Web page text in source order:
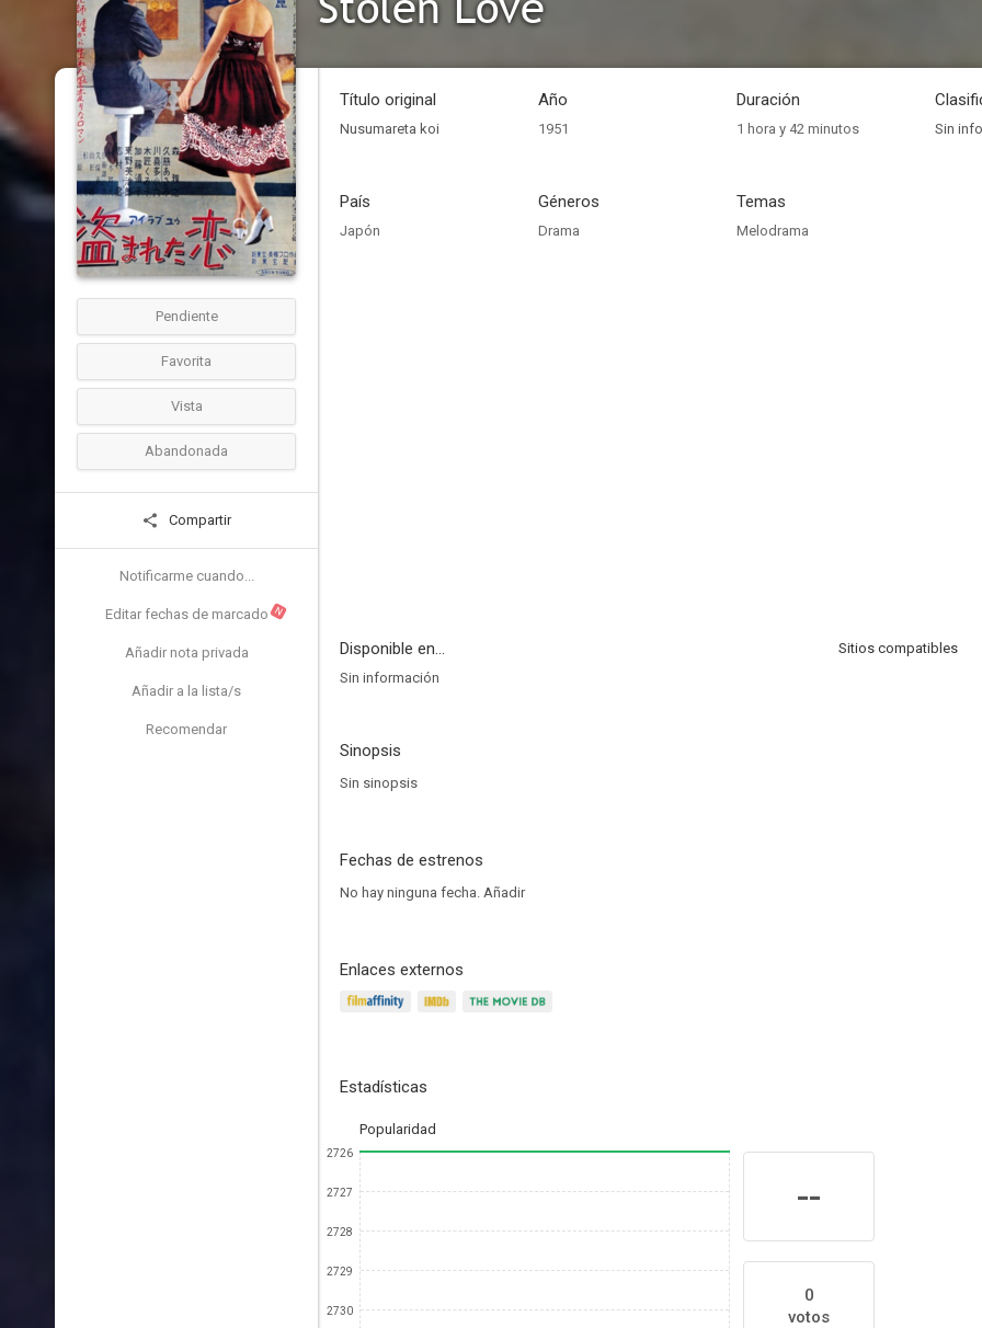
Pendiente
Favorita
Vista
Abandonada
Compartir
Notificarme cuando...
Editar fechas de marcado N
Añadir nota privada
Añadir a la lista/s
Recomendar
Título original
Nusumareta koi
Año
1951
Duración
1 hora y 42 minutos Sin
País
Japón
Géneros
Drama
Temas
Melodrama
Disponible en...
Sitios compatibles
Sin información
Sinopsis
Sin sinopsis
Fechas de estrenos
No hay ninguna fecha. Añadir
Enlaces externos
Estadísticas
Popularidad
2726
2727
2728
2729
2730
--
0
votos